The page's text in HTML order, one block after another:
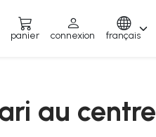
panier connexion français
au centre